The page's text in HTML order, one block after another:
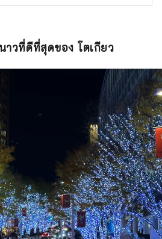
าวที่ดีที่สุดของ โตเกียว